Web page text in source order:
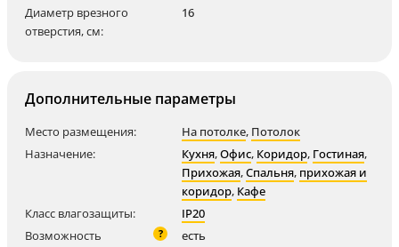
Диаметр врезного
отверстия, см:
16
Дополнительные параметры
Место размещения: На потолке, Потолок
Назначение:
Кухня,Офис, Коридор, Гостиная,
Прихожая,Спальня, прихожая и
коридор, Кафе
Класс влагозащиты:
IP20
Возможность
? есть